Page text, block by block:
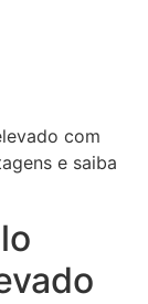
com
e saiba